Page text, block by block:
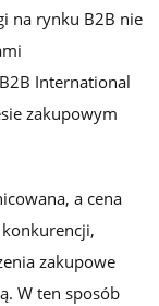
na rynku B2B nie
International
zakupowym
a cena
zakupowe
W ten sposób